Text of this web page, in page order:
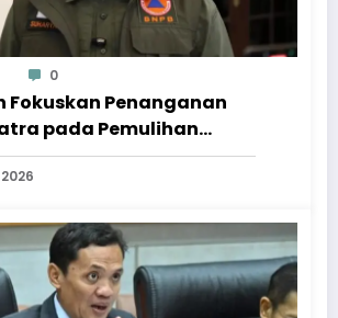
0
Fokuskan Penanganan
pada Pemulihan